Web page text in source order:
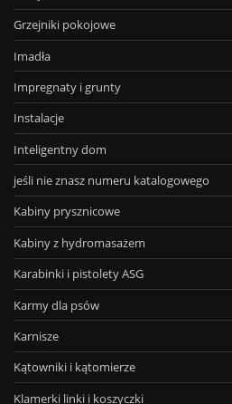
Grzejniki pokojowe
Imadła
Impregnaty i grunty
Instalacje
Inteligentny dom
jeśli nie znasz numeru katalogowego
Kabiny prysznicowe
Kabiny z hydromasażem
Karabinki i pistolety ASG
Karmy dla psów
Karnisze
Kątowniki i kątomierze
Klamerki linki i koszyczki